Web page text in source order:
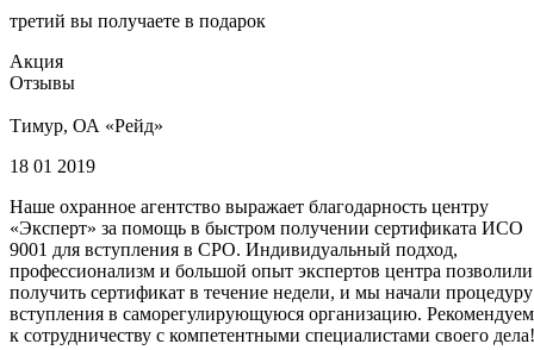
третий вы получаете в подарок
Акция
Отзывы
Тимур, ОА «Рейд»
18 01 2019
Наше охранное агентство выражает благодарность центру
«Эксперт» за помощь в быстром получении сертификата ИСО
9001 для вступления в СРО. Индивидуальный подход,
профессионализм и большой опыт экспертов центра позволили
получить сертификат в течение недели, и мы начали процедуру
вступления в саморегулирующуюся организацию. Рекомендуем
к сотрудничеству с компетентными специалистами своего дела!